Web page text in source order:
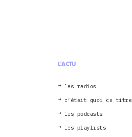
L'ACTU
les radios
c’était quoi ce titre
les podcasts
les playlists